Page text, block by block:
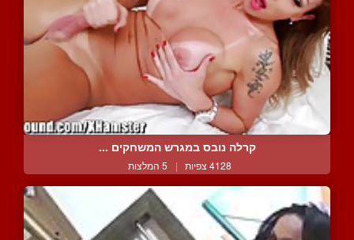
קרלה נובס במגרש המשחקים ...
4128 צפיות | 5 המלצות